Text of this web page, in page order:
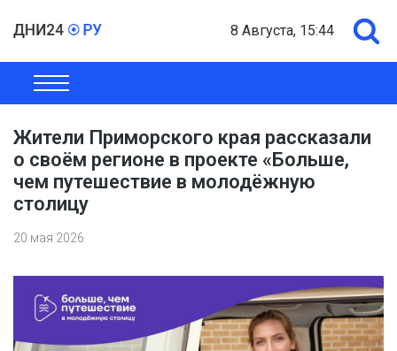
8 Августа, 15:44
ОБЩЕСТВО
Жители Приморского края рассказали
о своём регионе в проекте «Больше,
чем путешествие в молодёжную
столицу
20 мая 2026